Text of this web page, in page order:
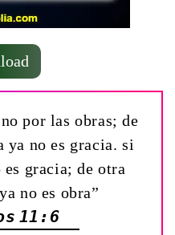
por las obras; de
ya no es gracia. si
gracia; de otra
no es obra”
11:6